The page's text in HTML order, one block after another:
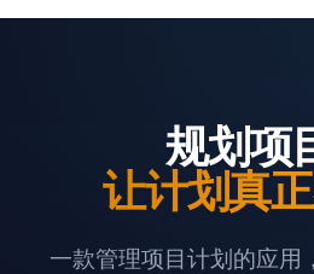
规划项
让计划真正
一款管理项目计划的应用